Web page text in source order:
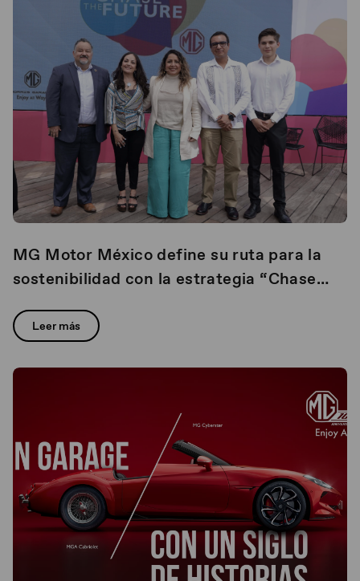
MG Motor México define su ruta para la
sostenibilidad con la estrategia “Chase
Leer más